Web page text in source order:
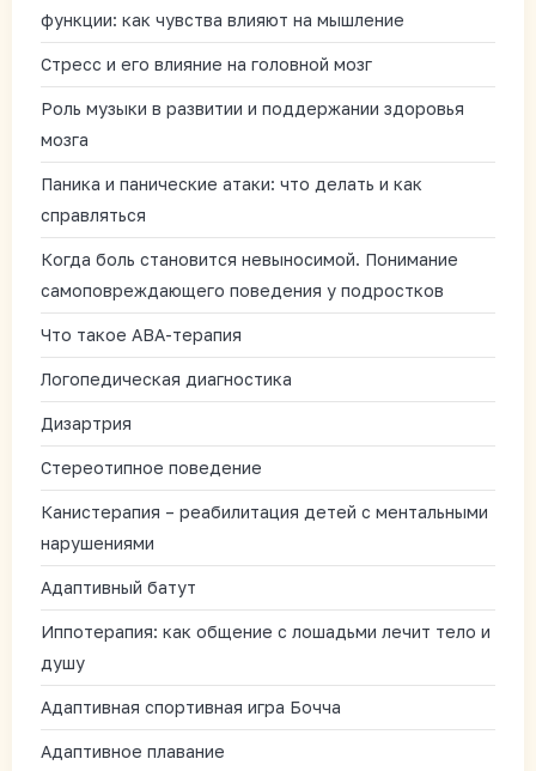
функции: как чувства влияют на мышление
Стресс и его влияние на головной мозг
Роль музыки в развитии и поддержании здоровья
мозга
Паника и панические атаки: что делать и как
справляться
Когда боль становится невыносимой. Понимание
самоповреждающего поведения у подростков
Что такое АВА-терапия
Логопедическая диагностика
Дизартрия
Стереотипное поведение
Канистерапия – реабилитация детей с ментальными
нарушениями
Адаптивный батут
Иппотерапия: как общение с лошадьми лечит тело и
душу
Адаптивная спортивная игра Бочча
Адаптивное плавание